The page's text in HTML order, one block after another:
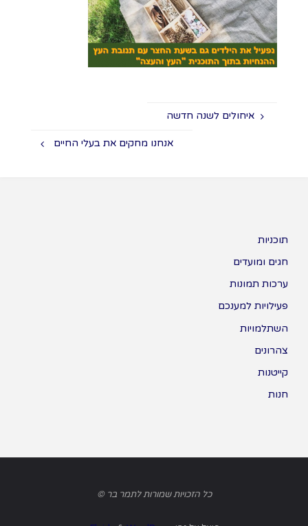
איחולים לשנה חדשה
אנחנו מחקים את בעלי החיים
תוכניות
חגים ומועדים
ערכות תמונות
פעילויות למענכם
השתלמויות
צהרונים
קייטנות
חנות
כל הזכויות שמורות לתמר בר ©